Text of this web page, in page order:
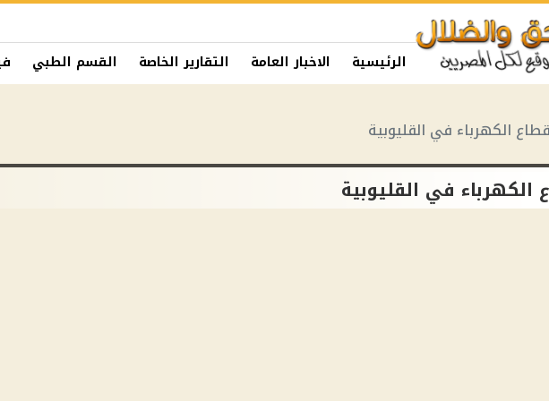
الرئيسية الاخبار العامة التقارير الخاصة القسم الطبي
الكهرباء في القليوبية
الكهرباء في القليوبية